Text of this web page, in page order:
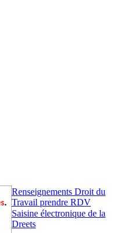
Renseignements Droit du
Travail prendre RDV
Saisine électronique de la
Dreets